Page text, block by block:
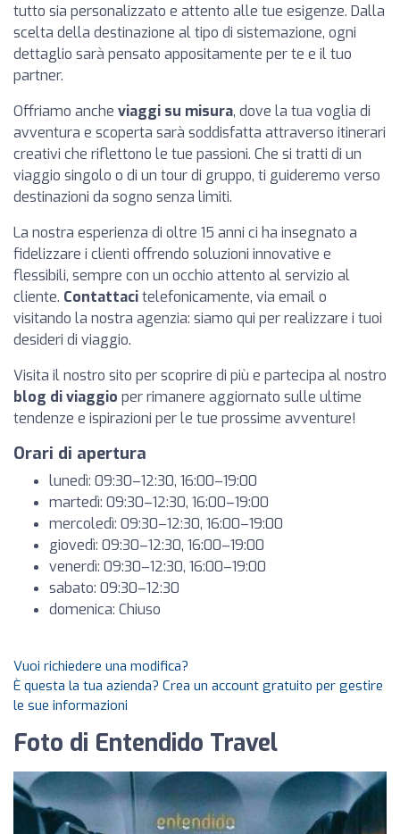
tutto sia personalizzato e attento alle tue esigenze. Dalla
scelta della destinazione al tipo di sistemazione, ogni
dettaglio sarà pensato appositamente per te e il tuo
partner.
Offriamo anche viaggi su misura, dove la tua voglia di
avventura e scoperta sarà soddisfatta attraverso itinerari
creativi che riflettono le tue passioni. Che si tratti di un
viaggio singolo o di un tour di gruppo, ti guideremo verso
destinazioni da sogno senza limiti.
La nostra esperienza di oltre 15 anni ci ha insegnato a
fidelizzare i clienti offrendo soluzioni innovative e
flessibili, sempre con un occhio attento al servizio al
cliente. Contattacitelefonicamente, via email o
visitando la nostra agenzia: siamo qui per realizzare i tuoi
desideri di viaggio.
Visita il nostro sito per scoprire di più e partecipa al nostro
blog di viaggio per rimanere aggiornato sulle ultime
tendenze e ispirazioni per le tue prossime avventure!
Orari di apertura
lunedì: 09:30–12:30, 16:00–19:00
martedì: 09:30–12:30, 16:00–19:00
mercoledì: 09:30–12:30, 16:00–19:00
giovedì: 09:30–12:30, 16:00–19:00
venerdì: 09:30–12:30, 16:00–19:00
sabato: 09:30–12:30
domenica: Chiuso
Vuoi richiedere una modifica?
È questa la tua azienda? Crea un account gratuito per gestire
le sue informazioni
Foto di Entendido Travel